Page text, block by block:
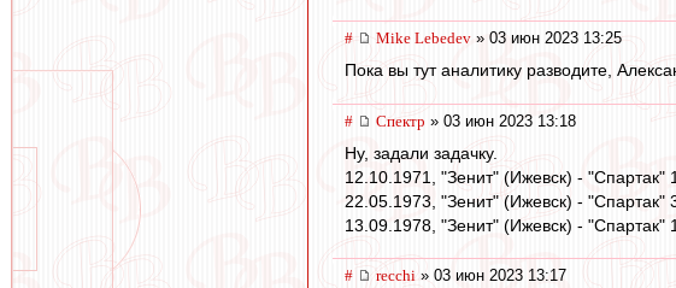
# Mike Lebedev » 03 июн 2023 13:25
Пока вы тут аналитику разводите,
# Спектр » 03 июн 2023 13:18
Ну, задали задачку.
12.10.1971, "Зенит" (Ижевск) - "Спартак"
22.05.1973, "Зенит" (Ижевск) - "Спартак"
13.09.1978, "Зенит" (Ижевск) - "Спартак"
# recchi » 03 июн 2023 13:17